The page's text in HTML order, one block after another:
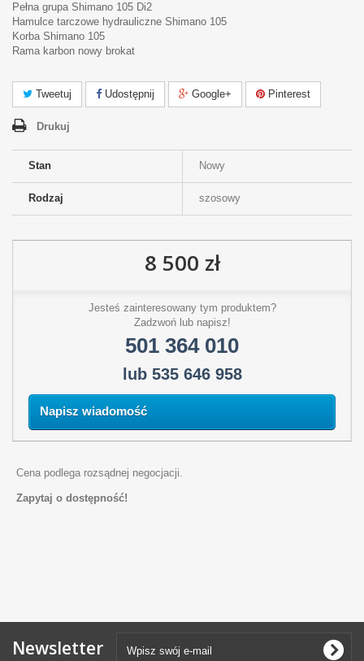
Pełna grupa Shimano 105 Di2
Hamulce tarczowe hydrauliczne Shimano 105
Korba Shimano 105
Rama karbon nowy brokat
Tweetuj Udostępnij Google+ Pinterest
Drukuj
Stan Nowy
Rodzaj szosowy
8 500 zł
Jesteś zainteresowany tym produktem?
Zadzwoń lub napisz!
501 364 010
lub 535 646 958
Napisz wiadomość
Cena podlega rozsądnej negocjacji.
Zapytaj o dostępność!
Newsletter